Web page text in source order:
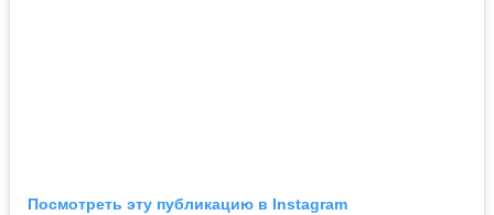
Посмотреть эту публикацию в Instagram